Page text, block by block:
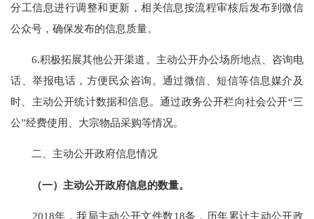
分工信息进行调整和更新，相关信息按流程审核后发布到微信
公众号，确保发布的信息质量。
6.积极拓展其他公开渠道 。 主动公开办公场所地点、咨询电
话、举报电话 ，方便民众咨询。通过微信、短信等信息媒介及
时、主动公开统计数据和信息。通过政务公开栏向社会公开“三
公”经费使用、大宗物品采购等情况。
二、主动公开政府信息情况
（一）主动公开政府信息的数量。
2018年，我局主动公开文件数18条，历年累计主动公开政